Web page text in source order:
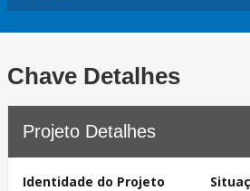
Chave Detalhes
Projeto Detalhes
Identidade do Projeto